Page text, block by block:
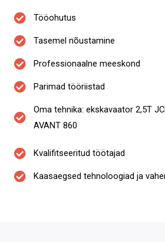
Tööohutus
Tasemel nõustamine
Professionaalne meeskond
Parimad tööriistad
Oma tehnika: ekskavaator 2,5T
AVANT 860
Kvalifitseeritud töötajad
Kaasaegsed tehnoloogiad ja